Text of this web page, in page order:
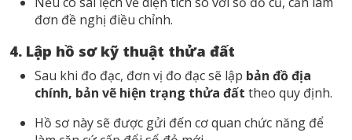
đơn đề nghị điều chỉnh.
4. Lập hồ sơ kỹ thuật thửa đất
Sau khi đo đạc, đơn vị đo đạc sẽ lập bản đồ địa
chính, bản vẽ hiện trạng thửa đất theo quy định.
Hồ sơ này sẽ được gửi đến cơ quan chức năng để